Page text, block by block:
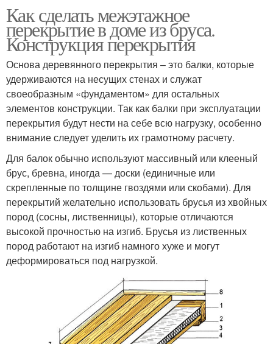
Как сделать межэтажное
перекрытие в доме из бруса.
Конструкция перекрытия
Основа деревянного перекрытия – это балки, которые
удерживаются на несущих стенах и служат
своеобразным «фундаментом» для остальных
элементов конструкции. Так как балки при эксплуатации
перекрытия будут нести на себе всю нагрузку, особенно
внимание следует уделить их грамотному расчету.
Для балок обычно используют массивный или клееный
брус, бревна, иногда — доски (единичные или
скрепленные по толщине гвоздями или скобами). Для
перекрытий желательно использовать брусья из хвойных
пород (сосны, лиственницы), которые отличаются
высокой прочностью на изгиб. Брусья из лиственных
пород работают на изгиб намного хуже и могут
деформироваться под нагрузкой.